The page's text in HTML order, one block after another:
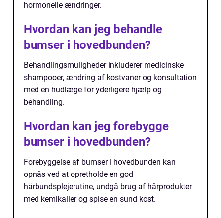
hormonelle ændringer.
Hvordan kan jeg behandle
bumser i hovedbunden?
Behandlingsmuligheder inkluderer medicinske
shampooer, ændring af kostvaner og konsultation
med en hudlæge for yderligere hjælp og
behandling.
Hvordan kan jeg forebygge
bumser i hovedbunden?
Forebyggelse af bumser i hovedbunden kan
opnås ved at opretholde en god
hårbundsplejerutine, undgå brug af hårprodukter
med kemikalier og spise en sund kost.